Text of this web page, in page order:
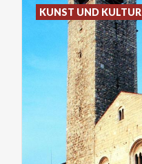
KUNST UND KULTUR